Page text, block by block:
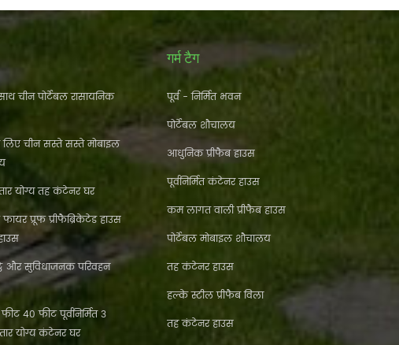
चीन पोर्टेबल रासायनिक
चीन सस्ते सस्ते मोबाइल
योग्य तह कंटेनर घर
प्रूफ प्रीफैब्रिकेटेड हाउस
और सुविधाजनक परिवहन
40 फीट पूर्वनिर्मित 3
योग्य कंटेनर घर
गर्म टैग
पूर्व - निर्मित भवन
पोर्टेबल शौचालय
आधुनिक प्रीफैब हाउस
पूर्वनिर्मित कंटेनर हाउस
कम लागत वाली प्रीफैब हाउस
पोर्टेबल मोबाइल शौचालय
तह कंटेनर हाउस
हल्के स्टील प्रीफैब विला
तह कंटेनर हाउस